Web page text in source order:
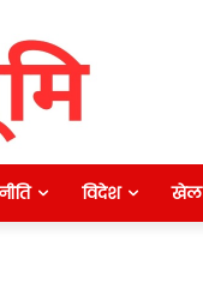
विदेश खेल